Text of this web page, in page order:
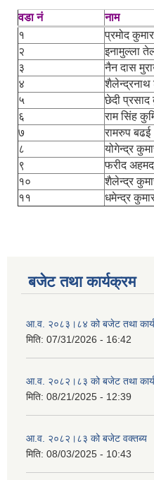
वडा नं नाम
१
प्रमोद
२
इनामुल्ला
३
नैन दास
४
५
छेदी प्रसाद
६
राम सिंह
७
रामरुप बढई
८
योगेन्द्र
९
फरीद
१०
शैलेन्द्र
११
धमेन्द्र
बजेट तथा कार्यक्रम
आ.व. २०८३।८४ को बजेट तथा
मिति: 07/31/2026 - 16:42
आ.व. २०८२।८३ को बजेट तथा
मिति: 08/21/2025 - 12:39
आ.व. २०८२।८३ को बजेट वक्तब्य
मिति: 08/03/2025 - 10:43